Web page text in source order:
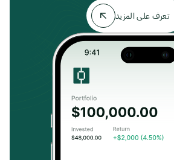
تعرف على المزيد